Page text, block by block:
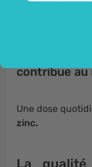
contribue au
Une dose
zinc.
La